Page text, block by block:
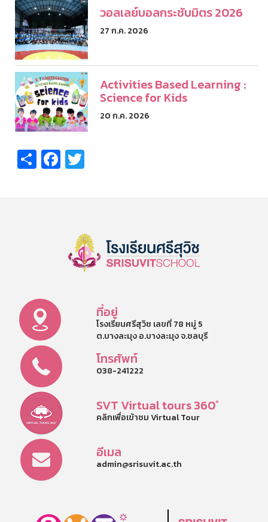
วอลเลย์บอลกระชับมิตร 2026
27 ก.ค. 2026
Activities Based Learning :
Science for Kids
20 ก.ค. 2026
ShareFacebook
ที่อยู่
โรงเรียนศรีสุวิช เลขที่ 78 หมู่ 5
ต.บางละมุง อ.บางละมุง จ.ชลบุรี
โทรศัพท์
038-241222
SVT Virtual tours 360°
คลิกเพื่อเข้าชม Virtual Tour
อีเมล
admin@srisuvit.ac.th